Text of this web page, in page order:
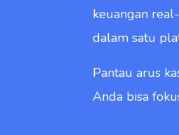
keuangan
dalam satu
Pantau arus
Anda bisa